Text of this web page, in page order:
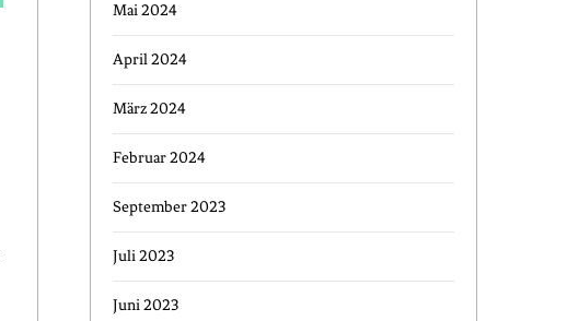
Mai 2024
April 2024
März 2024
Februar 2024
September 2023
Juli 2023
Juni 2023